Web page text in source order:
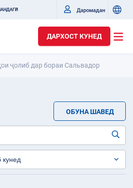
Даромадан
ДАРХОСТ КУНЕД
ҷолиб дар бораи Сальвадор
ОБУНА ШАВЕД